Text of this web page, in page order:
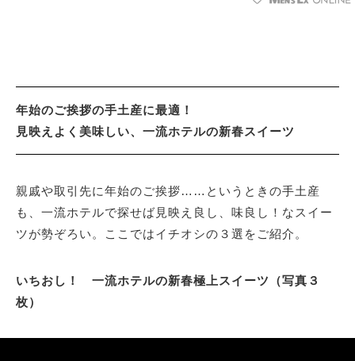
年始のご挨拶の手土産に最適！
見映えよく美味しい、一流ホテルの新春スイーツ
親戚や取引先に年始のご挨拶……というときの手土産
も、一流ホテルで探せば見映え良し、味良し！なスイー
ツが勢ぞろい。ここではイチオシの３選をご紹介。
いちおし！ 一流ホテルの新春極上スイーツ（写真３
枚）